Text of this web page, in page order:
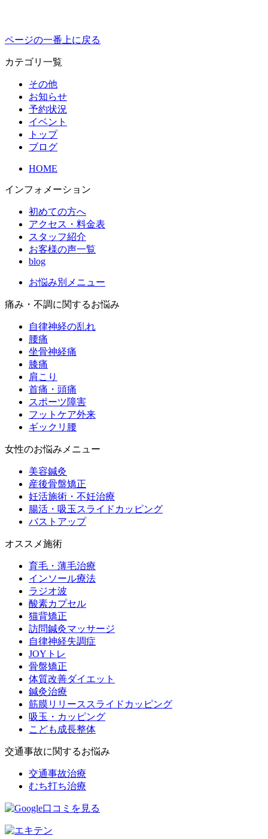
ページの一番上に戻る
カテゴリ一覧
その他
お知らせ
予約状況
イベント
トップ
ブログ
HOME
インフォメーション
初めての方へ
アクセス・料金表
スタッフ紹介
お客様の声一覧
blog
お悩み別メニュー
痛み・不調に関するお悩み
自律神経の乱れ
腰痛
坐骨神経痛
膝痛
肩こり
首痛・頭痛
スポーツ障害
フットケア外来
ギックリ腰
女性のお悩みメニュー
美容鍼灸
産後骨盤矯正
妊活施術・不妊治療
腸活・吸玉スライドカッピング
バストアップ
オススメ施術
育毛・薄毛治療
インソール療法
ラジオ波
酸素カプセル
猫背矯正
訪問鍼灸マッサージ
自律神経失調症
JOYトレ
骨盤矯正
体質改善ダイエット
鍼灸治療
筋膜リリーススライドカッピング
吸玉・カッピング
こども成長整体
交通事故に関するお悩み
交通事故治療
むち打ち治療